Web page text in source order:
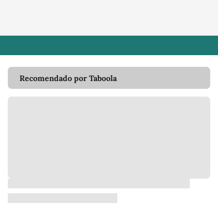
Recomendado por Taboola